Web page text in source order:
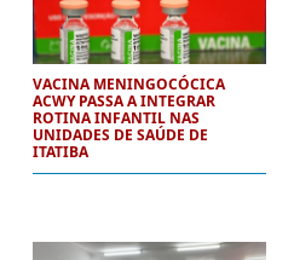
VACINA MENINGOCÓCICA
ACWY PASSA A INTEGRAR
ROTINA INFANTIL NAS
UNIDADES DE SAÚDE DE
ITATIBA